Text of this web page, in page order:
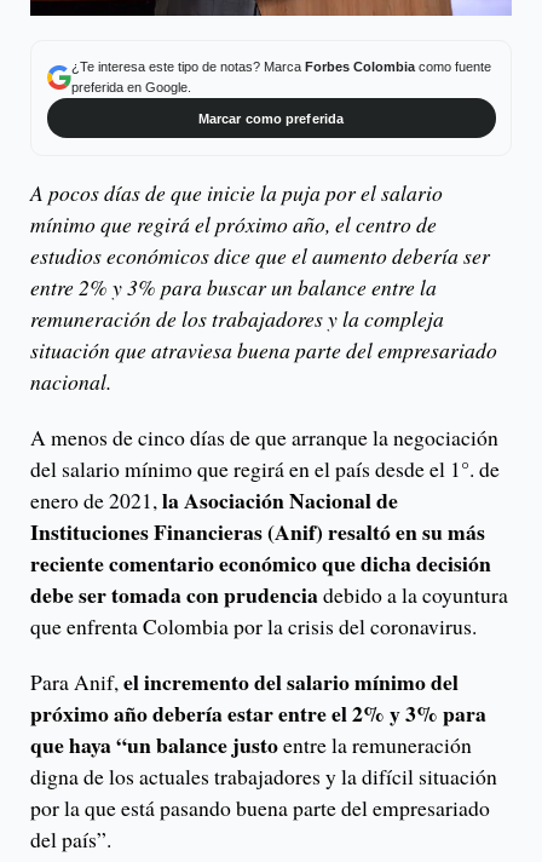
¿Te interesa este tipo de notas? Marca Forbes Colombiacomo fuente
preferida en Google.
Marcar como preferida
A pocos días de que inicie la puja por el salario
mínimo que regirá el próximo año, el centro de
estudios económicos dice que el aumento debería ser
entre 2% y 3% para buscar un balance entre la
remuneración de los trabajadores y la compleja
situación que atraviesa buena parte del empresariado
nacional.
A menos de cinco días de que arranque la negociación
del salario mínimo que regirá en el país desde el 1°. de
enero de 2021,la Asociación Nacional de
Instituciones Financieras (Anif) resaltó en su más
reciente comentario económico que dicha decisión
debe ser tomada con prudenciadebido a la coyuntura
que enfrenta Colombia por la crisis del coronavirus.
Para Anif,el incremento del salario mínimo del
próximo año debería estar entre el 2% y 3% para
que haya “un balance justoentre la remuneración
digna de los actuales trabajadores y la difícil situación
por la que está pasando buena parte del empresariado
del país”.